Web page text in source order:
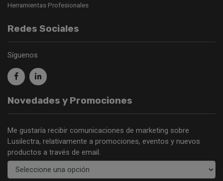
Herramientas Profesionales
Redes Sociales
Síguenos
Novedades y Promociones
Me gustaría recibir comunicaciones de marketing sobre
Lusilectra, relativamente a promociones, eventos y nuevos
productos a través de email.